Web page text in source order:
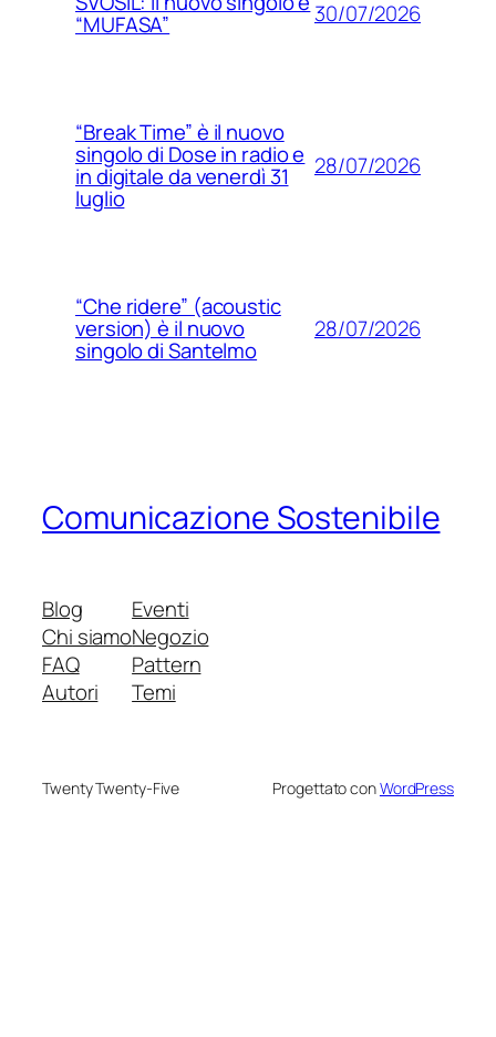
“MUFASA” 30/07/2026
“Break Time” è il nuovo
singolo di Dose in radio e
in digitale da venerdì 31
luglio
28/07/2026
“Che ridere” (acoustic
version) è il nuovo
singolo di Santelmo
28/07/2026
Comunicazione Sostenibile
Blog
Chi siamo
FAQ
Autori
Eventi
Negozio
Pattern
Temi
Twenty Twenty-Five Progettato conWordPress